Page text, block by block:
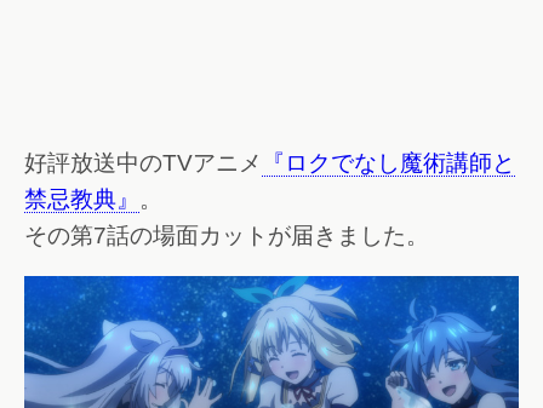
好評放送中のTVアニメ
『ロクでなし魔術講師と
禁忌教典』 。
その第7話の場面カットが届きました。